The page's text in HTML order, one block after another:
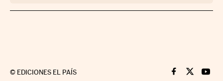
© EDICIONES EL PAÍS Cinco Días en
Cinco Días
Cinco